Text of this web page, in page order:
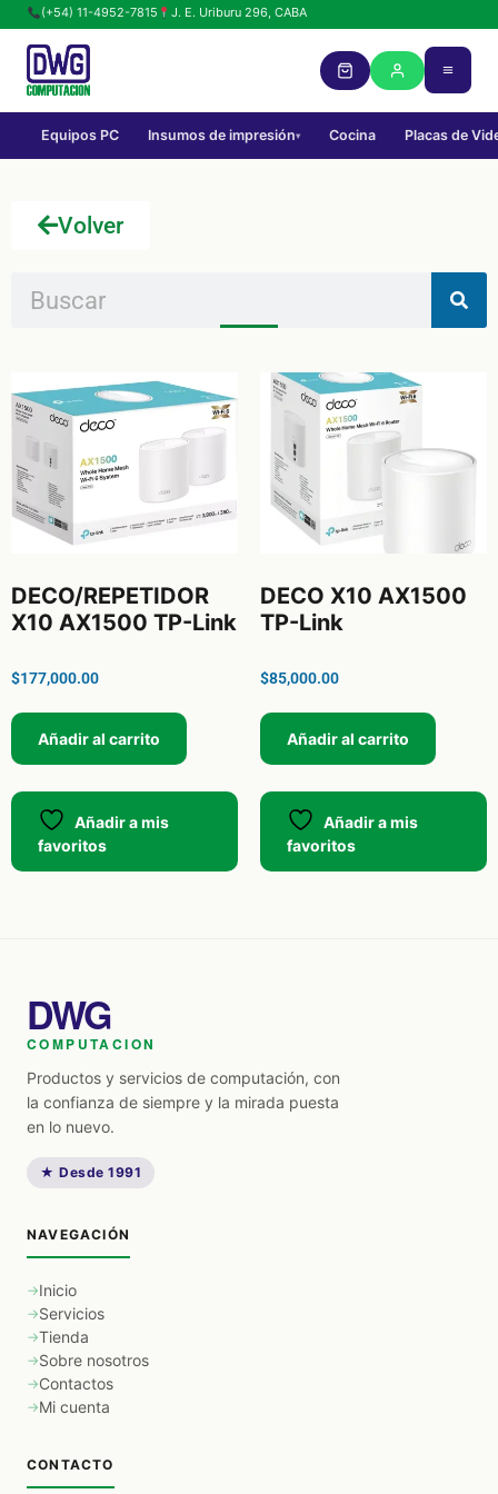
(+54) 11-4952-7815 J. E. Uriburu 296, CABA
Equipos PC Insumos de impresión▾ Cocina Placas de
Volver
DECO/REPETIDOR
X10 AX1500 TP-Link
$177,000.00
Añadir al carrito
Añadir a mis
favoritos
DECO X10 AX1500
TP-Link
$85,000.00
Añadir al carrito
Añadir a mis
favoritos
DWG
COMPUTACION
Productos y servicios de computación, con
la confianza de siempre y la mirada puesta
en lo nuevo.
★ Desde 1991
NAVEGACIÓN
Inicio
Servicios
Tienda
Sobre nosotros
Contactos
Mi cuenta
CONTACTO